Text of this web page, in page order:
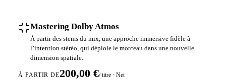
Mastering Dolby Atmos
À partir des stems du mix, une approche immersive fidèle à
l’intention stéréo, qui déploie le morceau dans une nouvelle
dimension spatiale.
À PARTIR DE200,00 €/ titre · Net